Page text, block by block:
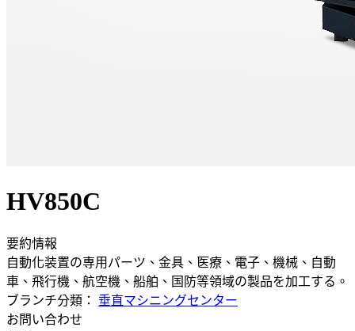
HV850C
要約情報
自動化装置の専用パーツ、金具、医療、電子、機械、自動
車、飛行機、航空機、船舶、国防等領域の製品を加工する。
ブランチ分類：
垂直マシニングセンター
お問い合わせ